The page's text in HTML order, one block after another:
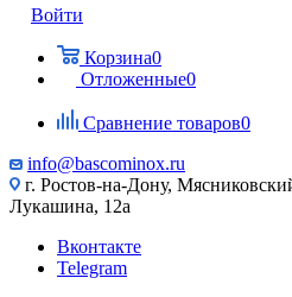
Войти
Корзина0
Отложенные0
Сравнение товаров0
info@bascominox.ru
г. Ростов-на-Дону,
Лукашина, 12а
Вконтакте
Telegram